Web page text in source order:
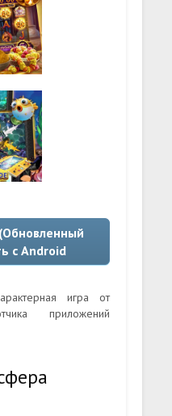
с Android
игра от
приложений